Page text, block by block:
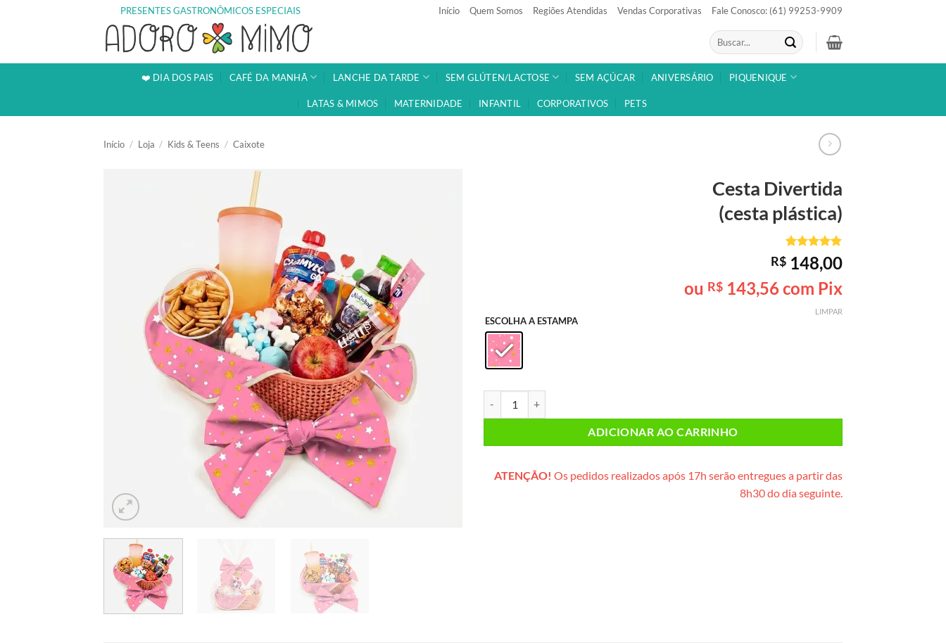
PRESENTES GASTRONÔMICOS ESPECIAIS Início Quem Somos Regiões Atendidas Vendas Corporativas Fale Conosco: (61) 99253-9909
Pesquisar
por:
❤️ DIA DOS PAIS CAFÉ DA MANHÃ LANCHE DA TARDE SEM GLÚTEN/LACTOSE SEM AÇÚCAR ANIVERSÁRIO PIQUENIQUE
LATAS & MIMOS MATERNIDADE INFANTIL CORPORATIVOS PETS
Início / Loja / Kids & Teens / Caixote
Cesta Divertida
(cesta plástica)
Avaliado
como5de
5, com
baseado em
1
de cliente
R$ 148,00
ou R$ 143,56com Pix
ESCOLHA A ESTAMPA
LIMPAR
ADICIONAR AO CARRINHO
ATENÇÃO! Os pedidos realizados após 17h serão entregues a partir das
8h30 do dia seguinte.